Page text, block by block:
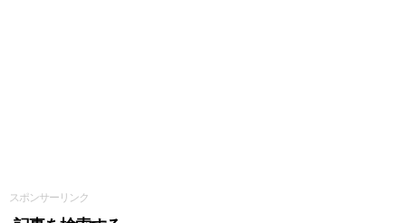
スポンサーリンク